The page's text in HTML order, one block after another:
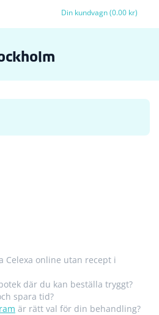
Din kundvagn (0.00 kr)
Celexa online utan recept i
där du kan beställa tryggt?
spara tid?
är rätt val för din behandling?